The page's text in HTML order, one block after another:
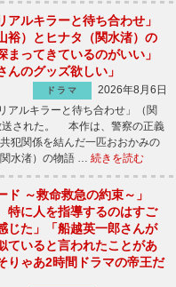
アルキラーと待ち合わせ」
裕）とヒナタ（関水渚）の
まってきているのがいい」
んのグッズ欲しい」
ドラマ
2026年8月6日
アルキラーと待ち合わせ」（関
送された。 本作は、警察の正義
犯関係を結んだ一匹おおかみの
水渚）の物語 … 続きを読む
ド ～救命救急の約束～」
特に人を指導するのはすご
じた」「船越英一郎さんが
ていると言われたことがあ
りゃあ2時間ドラマの帝王だ